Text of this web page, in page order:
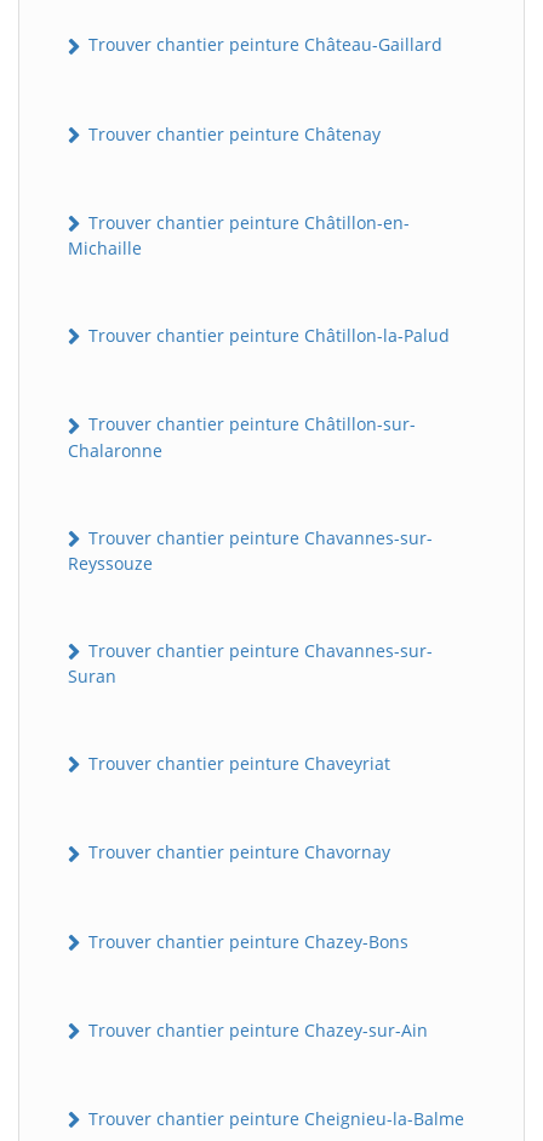
Trouver chantier peinture Château-Gaillard
Trouver chantier peinture Châtenay
Trouver chantier peinture Châtillon-en-
Michaille
Trouver chantier peinture Châtillon-la-Palud
Trouver chantier peinture Châtillon-sur-
Chalaronne
Trouver chantier peinture Chavannes-sur-
Reyssouze
Trouver chantier peinture Chavannes-sur-
Suran
Trouver chantier peinture Chaveyriat
Trouver chantier peinture Chavornay
Trouver chantier peinture Chazey-Bons
Trouver chantier peinture Chazey-sur-Ain
Trouver chantier peinture Cheignieu-la-Balme